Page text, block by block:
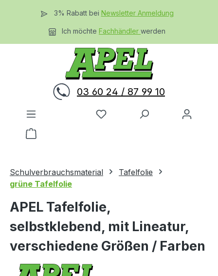
Zum Hauptinhalt springen
3% Rabatt bei Newsletter Anmeldung
Ich möchteFachhändlerwerden
03 60 24 / 87 99 10
Du hast 0 Produkte auf dem
Warenkorb enthält 0 Positionen. Der
Schulverbrauchsmaterial
Tafelfolie
grüne Tafelfolie
APEL Tafelfolie,
selbstklebend, mit Lineatur,
verschiedene Größen / Farben